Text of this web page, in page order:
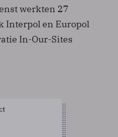
werkten 27
Interpol en Europol
In-Our-Sites